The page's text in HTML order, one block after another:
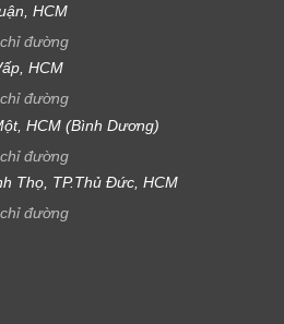
HCM
chỉ đường
HCM
chỉ đường
HCM (Bình Dương)
chỉ đường
Thọ, TP.Thủ Đức, HCM
chỉ đường